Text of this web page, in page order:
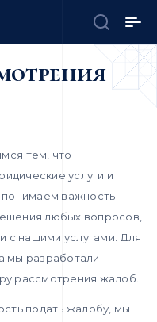
тем, что
услуги и
важность
любых вопросов,
с нашими услугами. Для
мы разработали
рассмотрения жалоб.
подать жалобу, мы